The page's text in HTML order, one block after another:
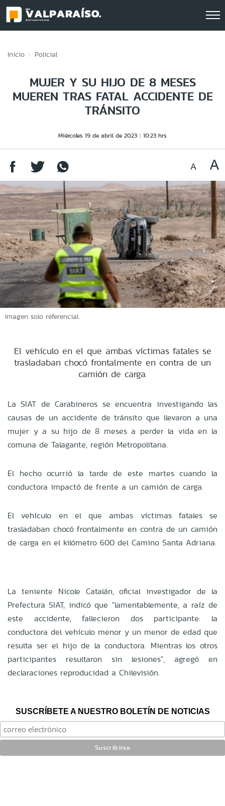
Inicio Policial
MUJER Y SU HIJO DE 8 MESES
MUEREN TRAS FATAL ACCIDENTE DE
TRÁNSITO
Miércoles 19 de abril de 2023 10:23 hrs
Imagen solo referencial.
El vehículo en el que ambas víctimas fatales se
trasladaban chocó frontalmente en contra de un
camión de carga.
La SIAT de Carabineros se encuentra investigando las
causas de un accidente de tránsito que llevaron a una
mujer y a su hijo de 8 meses a perder la vida en la
comuna de Talagante, región Metropolitana.
El hecho ocurrió la tarde de este martes cuando la
conductora impactó de frente a un camión de carga.
El vehículo en el que ambas víctimas fatales se
trasladaban chocó frontalmente en contra de un camión
de carga en el kilómetro 600 del Camino Santa Adriana.
La teniente Nicole Catalán, oficial investigador de la
Prefectura SIAT, indicó que "lamentablemente, a raíz de
este accidente, fallecieron dos participante: la
conductora del vehículo menor y un menor de edad que
resulta ser el hijo de la conductora. Mientras los otros
participantes resultaron sin lesiones", agregó en
declaraciones reproducidad a Chilevisión.
SUSCRÍBETE A NUESTRO BOLETÍN DE NOTICIAS